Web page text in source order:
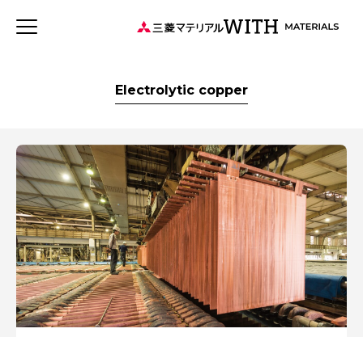
JP
連載記事WITH MATERIALSについて
タグから探す
特集：世界のものづくりの力になる
特集：循環に価値を。
特集：可能性の素材「タングステン」を世界へ
健康経営
社会をつくる素材の力
森とマテリアル
三菱マテリアルのある街を訪ねて
ソザイのヒミツ
安全への取り組み
価値観
特集：人と社会と地球のために
Rycycling
特集：自動車・半導体の進化を担う
特集：地熱発電への挑戦
Electrolytic copper